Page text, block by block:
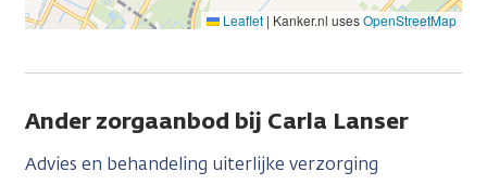
Leaflet | Kanker.nl usesOpenStreetMap
Ander zorgaanbod bij Carla Lanser
Advies en behandeling uiterlijke verzorging